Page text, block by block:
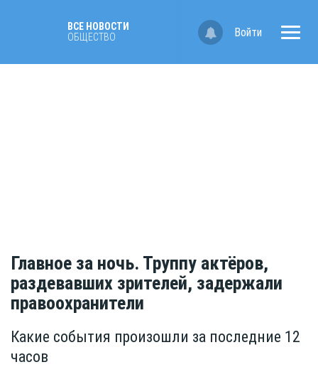
ВСЕ НОВОСТИ
ОБЩЕСТВО
Войти
Главное за ночь. Труппу актёров,
раздевавших зрителей, задержали
правоохранители
Какие события произошли за последние 12
часов